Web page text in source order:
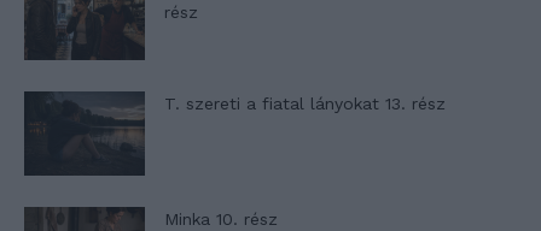
rész
T. szereti a fiatal lányokat 13. rész
Minka 10. rész